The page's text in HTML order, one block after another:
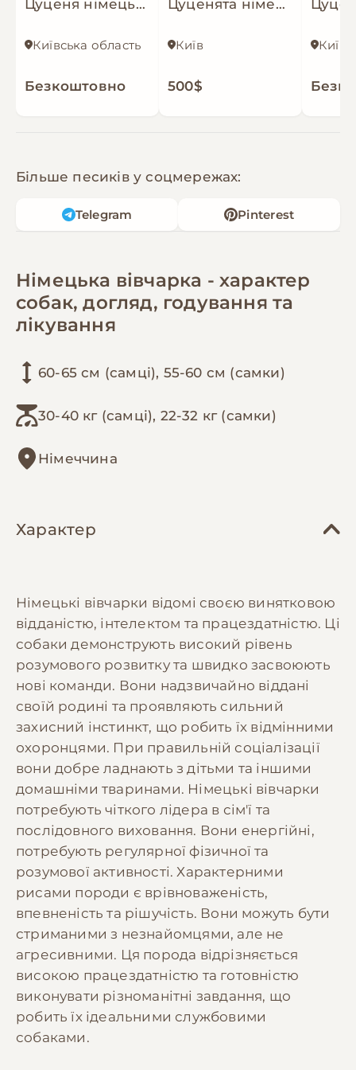
Цуценя німецької вівчарки
Київська область
Безкоштовно
Цуценята німецької вівчарки з документами КСУ
Київ
500$
Київ
Більше песиків у соцмережах:
Telegram Pinterest
Німецька вівчарка - характер
собак, догляд, годування та
лікування
60-65 см (самці), 55-60 см (самки)
30-40 кг (самці), 22-32 кг (самки)
Німеччина
Характер
Німецькі вівчарки відомі своєю винятковою
відданістю, інтелектом та працездатністю. Ці
собаки демонструють високий рівень
розумового розвитку та швидко засвоюють
нові команди. Вони надзвичайно віддані
своїй родині та проявляють сильний
захисний інстинкт, що робить їх відмінними
охоронцями. При правильній соціалізації
вони добре ладнають з дітьми та іншими
домашніми тваринами. Німецькі вівчарки
потребують чіткого лідера в сім'ї та
послідовного виховання. Вони енергійні,
потребують регулярної фізичної та
розумової активності. Характерними
рисами породи є врівноваженість,
впевненість та рішучість. Вони можуть бути
стриманими з незнайомцями, але не
агресивними. Ця порода відрізняється
високою працездатністю та готовністю
виконувати різноманітні завдання, що
робить їх ідеальними службовими
собаками.